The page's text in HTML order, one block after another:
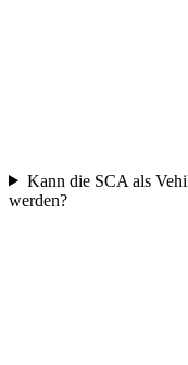
Kann die SCA als
werden?